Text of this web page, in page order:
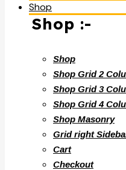
Shop
Shop :-
Shop
Shop Grid 2
Shop Grid 3
Shop Grid 4
Shop Masonry
Grid right
Cart
Checkout